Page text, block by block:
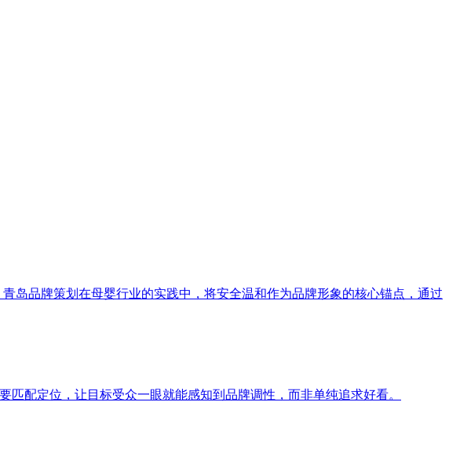
岛品牌策划在母婴行业的实践中，将安全温和作为品牌形象的核心锚点，通过
配定位，让目标受众一眼就能感知到品牌调性，而非单纯追求好看。